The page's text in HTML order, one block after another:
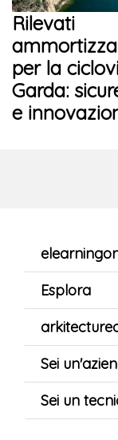
Rilevati
per la
Garda:
e
Esplora
Sei
Sei un